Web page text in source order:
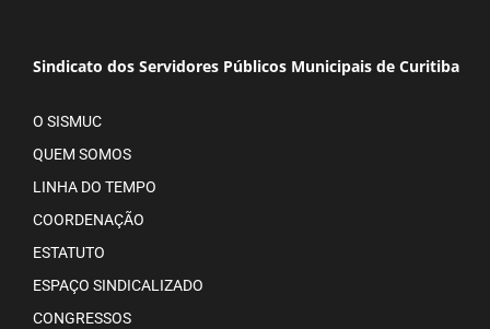
Sindicato dos Servidores Públicos Municipais de Curitiba
O SISMUC
QUEM SOMOS
LINHA DO TEMPO
COORDENAÇÃO
ESTATUTO
ESPAÇO SINDICALIZADO
CONGRESSOS